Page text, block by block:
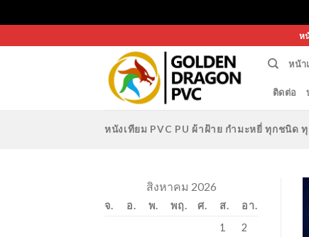
to
ห
หน้า
ติดต่อ
หนังเทียม PVC PU ผ้าฝ้าย กำมะหยี่ ทุกชนิด
สิงหาคม 2026
จ. อ. พ. พฤ. ศ. ส.
อา.
1
2